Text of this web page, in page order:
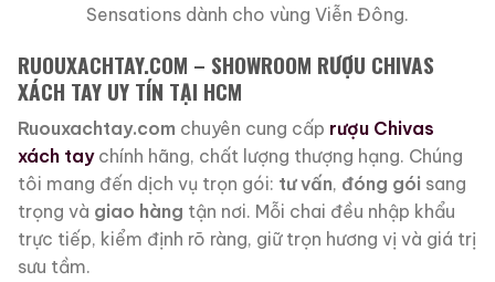
Sensations dành cho vùng Viễn Đông.
RUOUXACHTAY.COM – SHOWROOM RƯỢU CHIVAS
XÁCH TAY UY TÍN TẠI HCM
Ruouxachtay.com chuyên cung cấp rượu Chivas
xách taychính hãng, chất lượng thượng hạng. Chúng
tôi mang đến dịch vụ trọn gói: tư vấn, đóng gói sang
trọng và giao hàng tận nơi. Mỗi chai đều nhập khẩu
trực tiếp, kiểm định rõ ràng, giữ trọn hương vị và giá trị
sưu tầm.